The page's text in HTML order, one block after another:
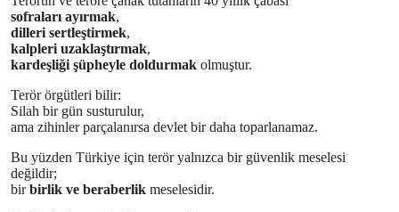
sofraları ayırmak,
dilleri sertleştirmek,
kalpleri uzaklaştırmak,
kardeşliği şüpheyle doldurmak olmuştur.
Terör örgütleri bilir:
Silah bir gün susturulur,
ama zihinler parçalanırsa devlet bir daha toparlanamaz.
Bu yüzden Türkiye için terör yalnızca bir güvenlik meselesi
değildir;
birbirlik ve beraberlik meselesidir.